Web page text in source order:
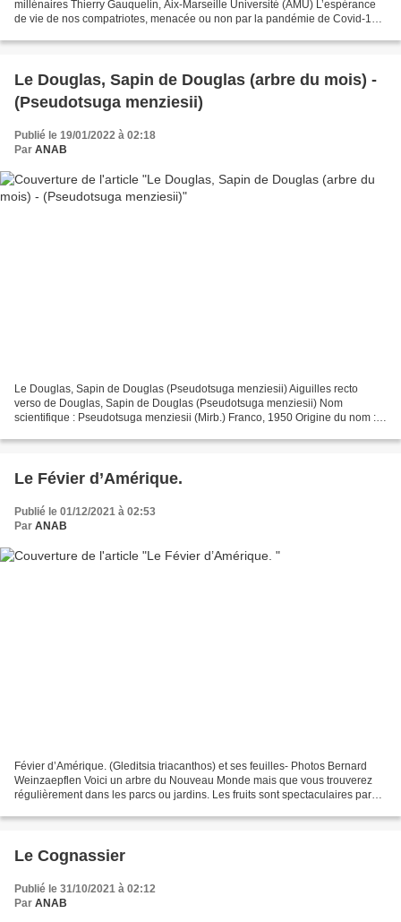
millénaires Thierry Gauquelin, Aix-Marseille Université (AMU) L’espérance
de vie de nos compatriotes, menacée ou non par la pandémie de Covid-19,
Le Douglas, Sapin de Douglas (arbre du mois) -
(Pseudotsuga menziesii)
Publié le 19/01/2022 à 02:18
Par ANAB
Le Douglas, Sapin de Douglas (Pseudotsuga menziesii) Aiguilles recto
verso de Douglas, Sapin de Douglas (Pseudotsuga menziesii) Nom
scientifique : Pseudotsuga menziesii (Mirb.) Franco, 1950 Origine du nom : «
Le Févier d’Amérique.
Publié le 01/12/2021 à 02:53
Par ANAB
Févier d’Amérique. (Gleditsia triacanthos) et ses feuilles- Photos Bernard
Weinzaepflen Voici un arbre du Nouveau Monde mais que vous trouverez
régulièrement dans les parcs ou jardins. Les fruits sont spectaculaires par
Le Cognassier
Publié le 31/10/2021 à 02:12
Par ANAB